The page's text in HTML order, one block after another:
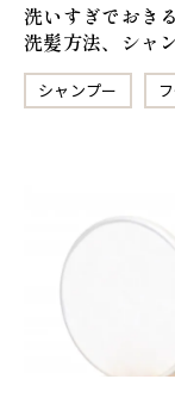
洗いすぎでおき
洗髪方法、シャ
シャンプー